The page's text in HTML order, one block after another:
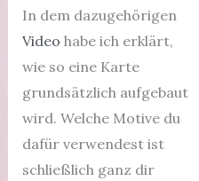
In dem dazugehörigen
Video habe ich erklärt,
wie so eine Karte
grundsätzlich aufgebaut
wird. Welche Motive du
dafür verwendest ist
schließlich ganz dir